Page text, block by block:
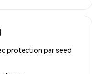
protection par seed